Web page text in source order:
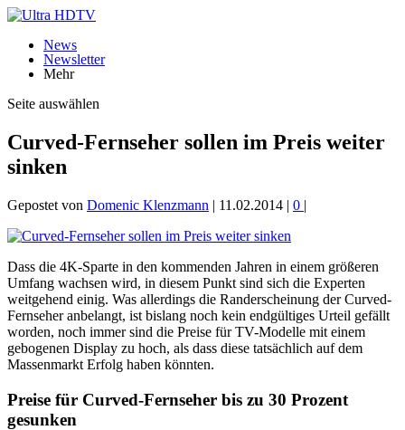
News
Newsletter
Mehr
Seite auswählen
Curved-Fernseher sollen im Preis weiter
sinken
Gepostet von Domenic Klenzmann | 11.02.2014 | 0 |
Dass die 4K-Sparte in den kommenden Jahren in einem größeren
Umfang wachsen wird, in diesem Punkt sind sich die Experten
weitgehend einig. Was allerdings die Randerscheinung der Curved-
Fernseher anbelangt, ist bislang noch kein endgültiges Urteil gefällt
worden, noch immer sind die Preise für TV-Modelle mit einem
gebogenen Display zu hoch, als dass diese tatsächlich auf dem
Massenmarkt Erfolg haben könnten.
Preise für Curved-Fernseher bis zu 30 Prozent
gesunken